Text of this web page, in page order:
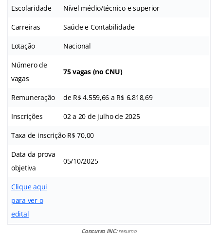
Escolaridade Nível médio/técnico e superior
Carreiras Saúde e Contabilidade
Lotação Nacional
Número de
vagas
75 vagas (no CNU)
Remuneração de R$ 4.559,66 a R$ 6.818,69
Inscrições 02 a 20 de julho de 2025
Taxa de inscrição R$ 70,00
Data da prova
objetiva
05/10/2025
Clique aqui
para ver o
edital
Concurso INC:resumo